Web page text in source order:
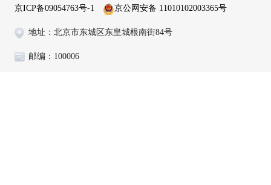
京ICP备09054763号-1 京公网安备 11010102003365号
地址：北京市东城区东皇城根南街84号
邮编：100006